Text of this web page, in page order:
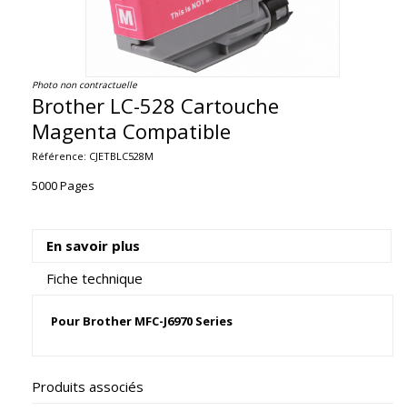
Photo non contractuelle
Brother LC-528 Cartouche
Magenta Compatible
Référence: CJETBLC528M
5000 Pages
En savoir plus
Fiche technique
Pour Brother MFC-J6970 Series
Produits associés